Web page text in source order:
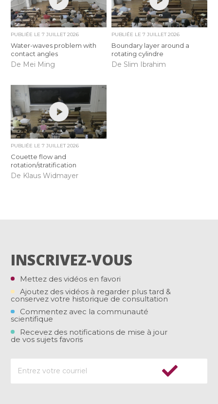
PUBLIÉE LE7 JUILLET 2026
Water-waves problem with
contact angles
De Mei Ming
PUBLIÉE LE 7 JUILLET 2026
Boundary layer around a
rotating cylindre
De Slim Ibrahim
PUBLIÉE LE7 JUILLET 2026
Couette flow and
rotation/stratification
De Klaus Widmayer
INSCRIVEZ-VOUS
Mettez des vidéos en favori
Ajoutez des vidéos à regarder plus tard &
conservez votre historique de consultation
Commentez avec la communauté
scientifique
Recevez des notifications de mise à jour
de vos sujets favoris